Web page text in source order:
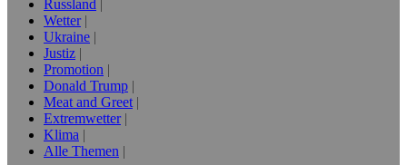
Russland
Wetter
Ukraine
Justiz
Promotion
Donald Trump
Meat and Greet
Extremwetter
Klima
Alle Themen